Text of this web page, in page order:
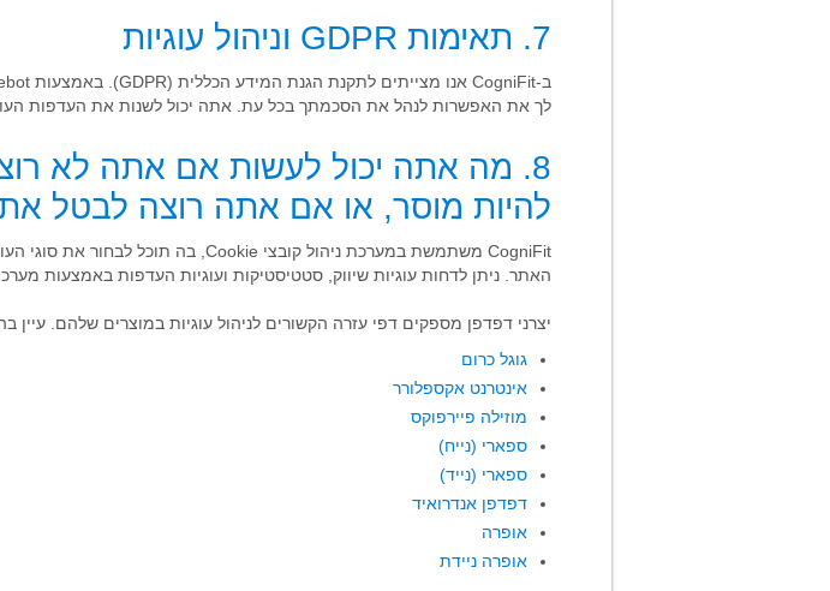
7. תאימות GDPR וניהול עוגיות
לך את האפשרות לנהל את הסכמתך בכל עת. אתה יכול לשנות את העדפות
8. מה אתה יכול לעשות אם אתה לא
להיות מוסר, או אם אתה רוצה לבטל את
האתר. ניתן לדחות עוגיות שיווק, סטטיסטיקות ועוגיות העדפות באמצעות
יצרני דפדפן מספקים דפי עזרה הקשורים לניהול עוגיות במוצרים שלהם. עיין
גוגל כרום
אינטרנט אקספלורר
מוזילה פיירפוקס
ספארי (נייח)
ספארי (נייד)
דפדפן אנדרואיד
אופרה
אופרה ניידת